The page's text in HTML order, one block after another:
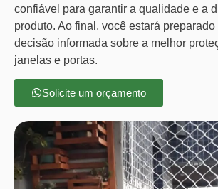
confiável para garantir a qualidade e a
produto. Ao final, você estará
decisão informada sobre a melhor
janelas e portas.
Solicite um orçamento